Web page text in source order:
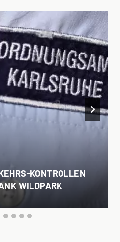
KONTROLLEN
WILDPARK